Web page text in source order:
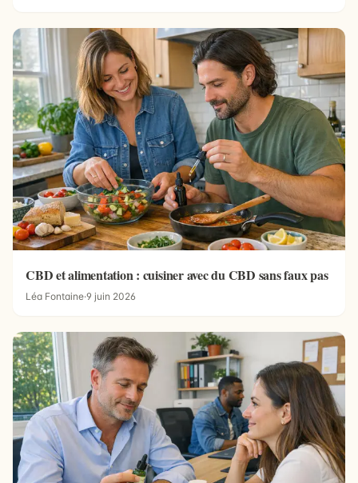
CBD et alimentation : cuisiner avec du CBD sans faux pas
Léa Fontaine·9 juin 2026